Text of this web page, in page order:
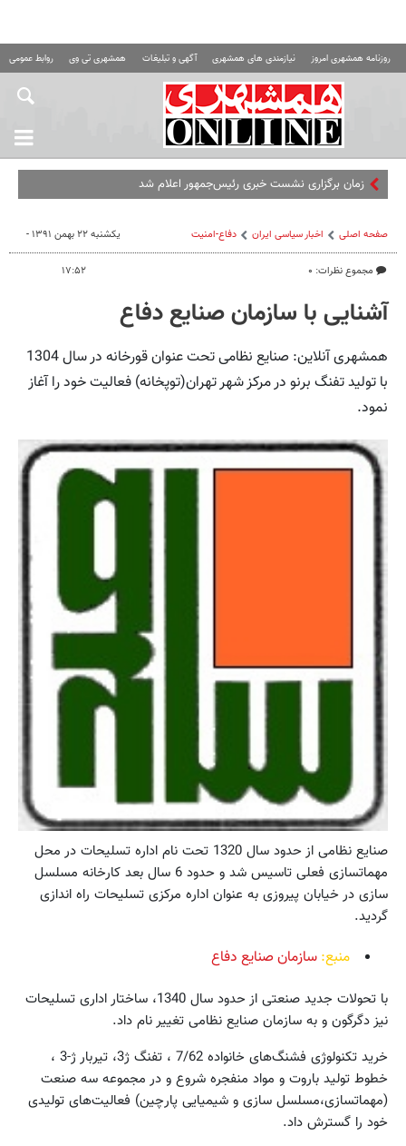
روزنامه همشهری امروز نیازمندی های همشهری آگهی و تبلیغات همشهری تی وی روابط عمومی
زمان برگزاری نشست خبری رئیس‌جمهور اعلام شد
صفحه اصلی اخبار سیاسی ایران دفاع-امنیت
مجموع نظرات: ۰
یکشنبه ۲۲ بهمن ۱۳۹۱ -
۱۷:۵۲
آشنایی با سازمان صنایع دفاع
همشهری آنلاین: صنایع نظامی تحت عنوان قورخانه در سال 1304
با تولید تفنگ برنو در مرکز شهر تهران(توپخانه) فعالیت خود را آغاز
نمود.
صنایع نظامی از حدود سال 1320 تحت نام اداره تسلیحات در محل
مهماتسازی فعلی تاسیس شد و حدود 6 سال بعد کارخانه مسلسل
سازی در خیابان پیروزی به عنوان اداره مرکزی تسلیحات راه اندازی
گردید.
منبع: سازمان صنایع دفاع
با تحولات جدید صنعتی از حدود سال 1340، ساختار اداری تسلیحات
نیز دگرگون و به سازمان صنایع نظامی تغییر نام داد.
خرید تکنولوژی فشنگ‌های خانواده 7/62 ، تفنگ ژ3، تیربار ژ-3 ،
خطوط تولید باروت و مواد منفجره شروع و در مجموعه سه صنعت
(مهماتسازی،مسلسل سازی و شیمیایی پارچین) فعالیت‌های تولیدی
خود را گسترش داد.